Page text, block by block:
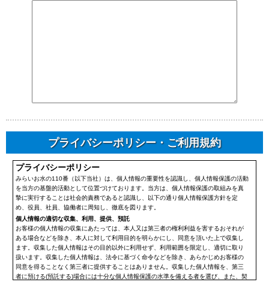
プライバシーポリシー・ご利用規約
プライバシーポリシー
みらいお水の110番（以下当社）は、個人情報の重要性を認識し、個人情報保護の活動
を当方の基盤的活動として位置づけております。当方は、個人情報保護の取組みを真
摯に実行することは社会的責務であると認識し、以下の通り個人情報保護方針を定
め、役員、社員、協働者に周知し、徹底を図ります。
個人情報の適切な収集、利用、提供、預託
お客様の個人情報の収集にあたっては、本人又は第三者の権利利益を害するおそれが
ある場合などを除き、本人に対して利用目的を明らかにし、同意を頂いた上で収集し
ます。収集した個人情報はその目的以外に利用せず、利用範囲を限定し、適切に取り
扱います。収集した個人情報は、法令に基づく命令などを除き、あらかじめお客様の
同意を得ることなく第三者に提供することはありません。収集した個人情報を、第三
者に預ける(預託する)場合には十分な個人情報保護の水準を備える者を選び、また、契